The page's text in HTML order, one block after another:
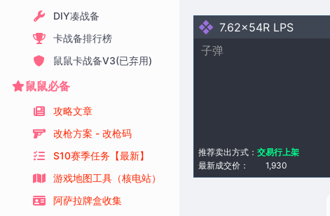
DIY凑战备
卡战备排行榜
鼠鼠卡战备V3(已弃用)
鼠鼠必备
攻略文章
改枪方案 - 改枪码
S10赛季任务【最新】
游戏地图工具（核电站）
阿萨拉牌盒收集
7.62x54R LPS
子弹
最新成交价： 1,930
推荐卖出方式： 交易行上架